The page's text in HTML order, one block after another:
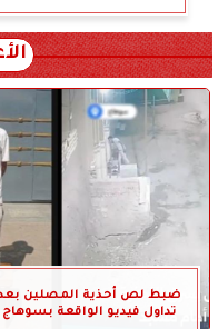
ضبط لص أحذية المصلين
تداول فيديو الواقعة بسوهاج